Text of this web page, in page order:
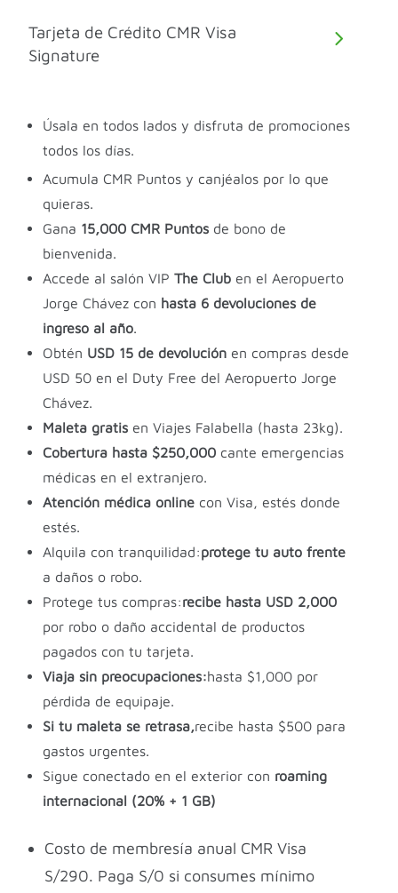
Tarjeta de Crédito CMR Visa
Signature
Úsala en todos lados y disfruta de promociones
todos los días.
Acumula CMR Puntos y canjéalos por lo que
quieras.
Gana 15,000 CMR Puntos de bono de
bienvenida.
Accede al salón VIP The Club en el Aeropuerto
Jorge Chávez con hasta 6 devoluciones de
ingreso al año.
Obtén USD 15 de devolución en compras desde
USD 50 en el Duty Free del Aeropuerto Jorge
Chávez.
Maleta gratis en Viajes Falabella (hasta 23kg).
Cobertura hasta $250,000 cante emergencias
médicas en el extranjero.
Atención médica online con Visa, estés donde
estés.
Alquila con tranquilidad:protege tu auto frente
a daños o robo.
Protege tus compras:recibe hasta USD 2,000
por robo o daño accidental de productos
pagados con tu tarjeta.
Viaja sin preocupaciones:hasta $1,000 por
pérdida de equipaje.
Si tu maleta se retrasa,recibe hasta $500 para
gastos urgentes.
Sigue conectado en el exterior con roaming
internacional (20% + 1 GB)
Costo de membresía anual CMR Visa
S/290. Paga S/0 si consumes mínimo